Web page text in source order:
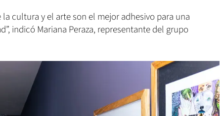
la cultura y el arte son el mejor adhesivo para una
indicó Mariana Peraza, representante del grupo